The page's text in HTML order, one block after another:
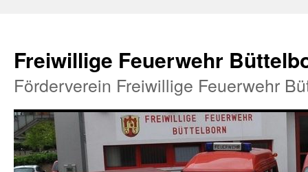
Freiwillige Feuerwehr
Förderverein Freiwillige Feuerwehr